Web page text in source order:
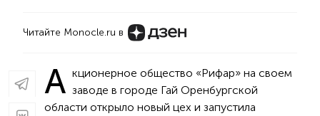
Читайте Monocle.ru в
А кционерное общество «Рифар» на своем
заводе в городе Гай Оренбургской
области открыло новый цех и запустила